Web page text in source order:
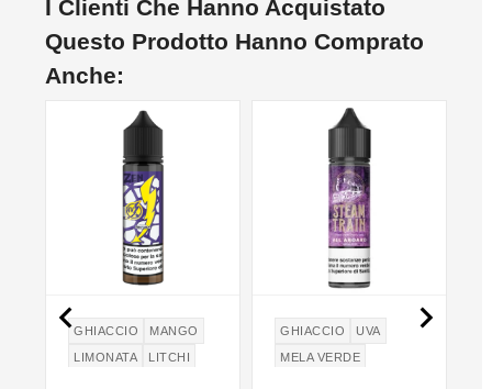
I Clienti Che Hanno Acquistato
Questo Prodotto Hanno Comprato
Anche:
GHIACCIO
MANGO
LIMONATA
LITCHI
GHIACCIO
UVA
MELA VERDE
 